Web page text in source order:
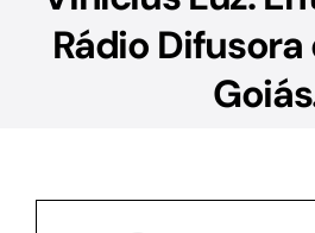
Linhas de Crédito
Rádio